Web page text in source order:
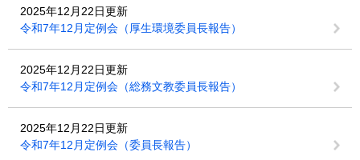
2025年12月22日更新
令和7年12月定例会（厚生環境委員長報告）
2025年12月22日更新
令和7年12月定例会（総務文教委員長報告）
2025年12月22日更新
令和7年12月定例会（委員長報告）